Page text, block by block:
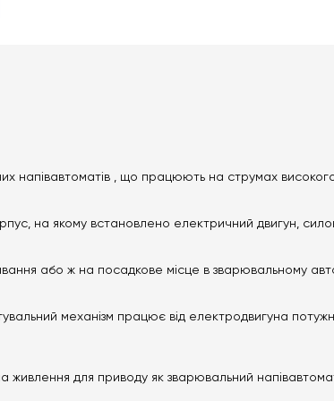
напівавтоматів , що працюють на струмах
на якому встановлено електричний двигун,
або ж на посадкове місце в зварювальному
механізм працює від електродвигуна
живлення для приводу як зварювальний